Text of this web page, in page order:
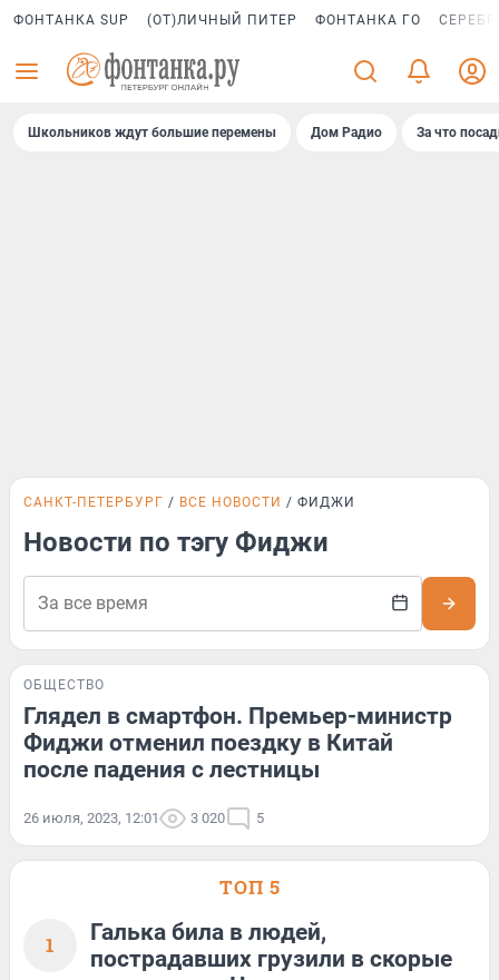
ФОНТАНКА SUP (ОТ)ЛИЧНЫЙ ПИТЕР ФОНТАНКА ГО
Школьников ждут большие перемены Дом Радио За что
САНКТ-ПЕТЕРБУРГ ВСЕ НОВОСТИ ФИДЖИ
Новости по тэгу Фиджи
ОБЩЕСТВО
Глядел в смартфон. Премьер-министр
Фиджи отменил поездку в Китай
после падения с лестницы
26 июля, 2023, 12:01 3 020 5
ТОП 5
1
Галька била в людей,
пострадавших грузили в скорые